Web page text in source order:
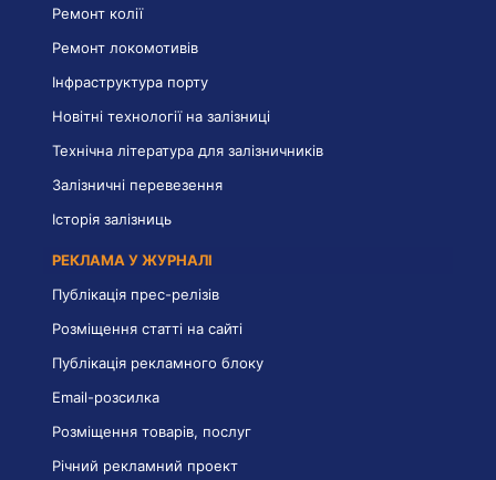
Ремонт колії
Ремонт локомотивів
Інфраструктура порту
Новітні технології на залізниці
Технічна література для залізничників
Залізничні перевезення
Історія залізниць
РЕКЛАМА У ЖУРНАЛІ
Публікація прес-релізів
Розміщення статті на сайті
Публікація рекламного блоку
Email-розсилка
Розміщення товарів, послуг
Річний рекламний проект